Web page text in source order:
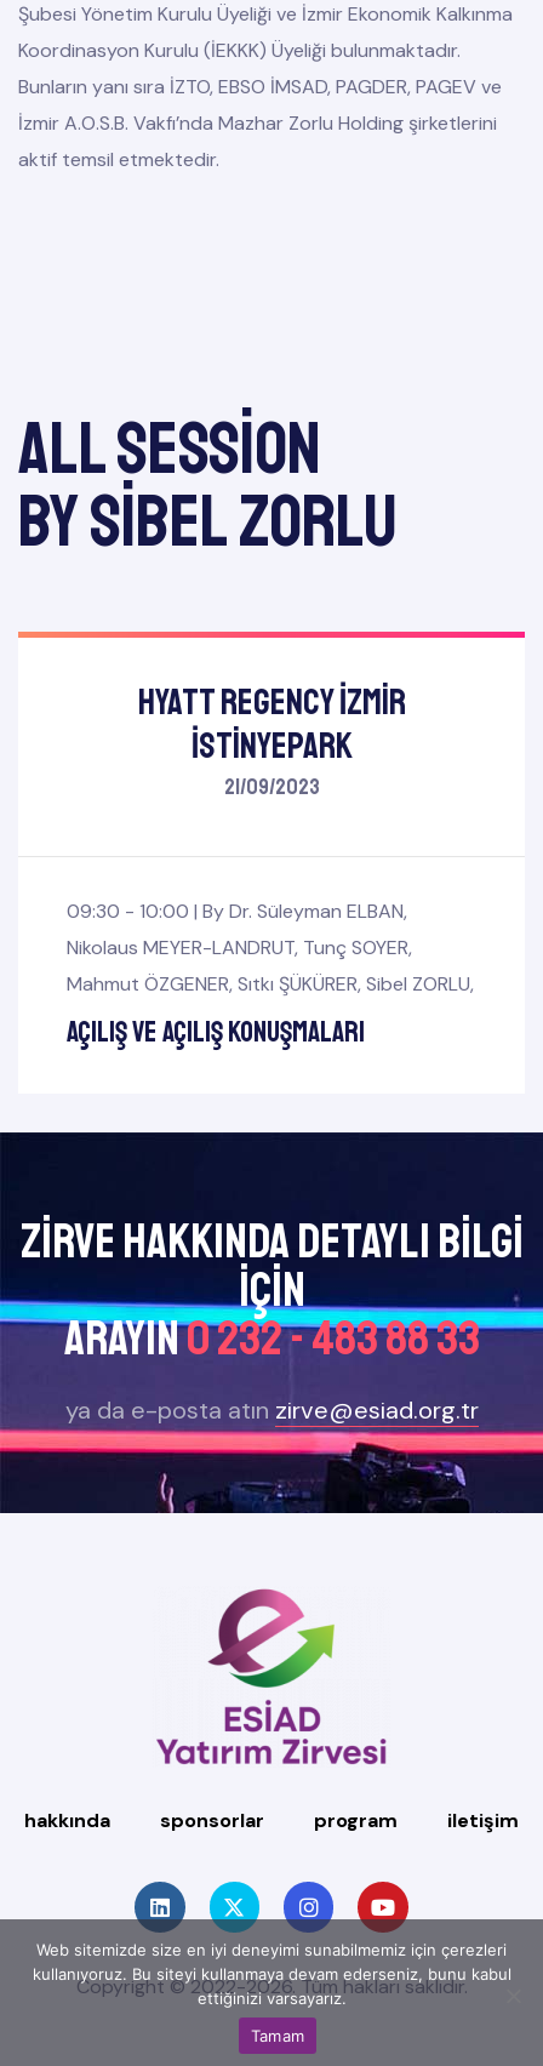
Şubesi Yönetim Kurulu Üyeliği ve İzmir Ekonomik Kalkınma
Koordinasyon Kurulu (İEKKK) Üyeliği bulunmaktadır.
Bunların yanı sıra İZTO, EBSO İMSAD, PAGDER, PAGEV ve
İzmir A.O.S.B. Vakfı’nda Mazhar Zorlu Holding şirketlerini
aktif temsil etmektedir.
All session
by Sibel ZORLU
Hyatt Regency İzmir
İstinyePark
21/09/2023
09:30 - 10:00 | ByDr. Süleyman ELBAN,
Nikolaus MEYER-LANDRUT, Tunç SOYER,
Mahmut ÖZGENER, Sıtkı ŞÜKÜRER, Sibel ZORLU,
Açılış ve Açılış Konuşmaları
Zirve Hakkında Detaylı bilgi
için
arayın0 232 - 483 88 33
ya da e-posta atın zirve@esiad.org.tr
hakkında sponsorlar program iletişim
Copyright © 2022-2026. Tüm hakları saklıdır.
Web sitemizde size en iyi deneyimi sunabilmemiz için çerezleri
kullanıyoruz. Bu siteyi kullanmaya devam ederseniz, bunu kabul
ettiğinizi varsayarız.
Tamam